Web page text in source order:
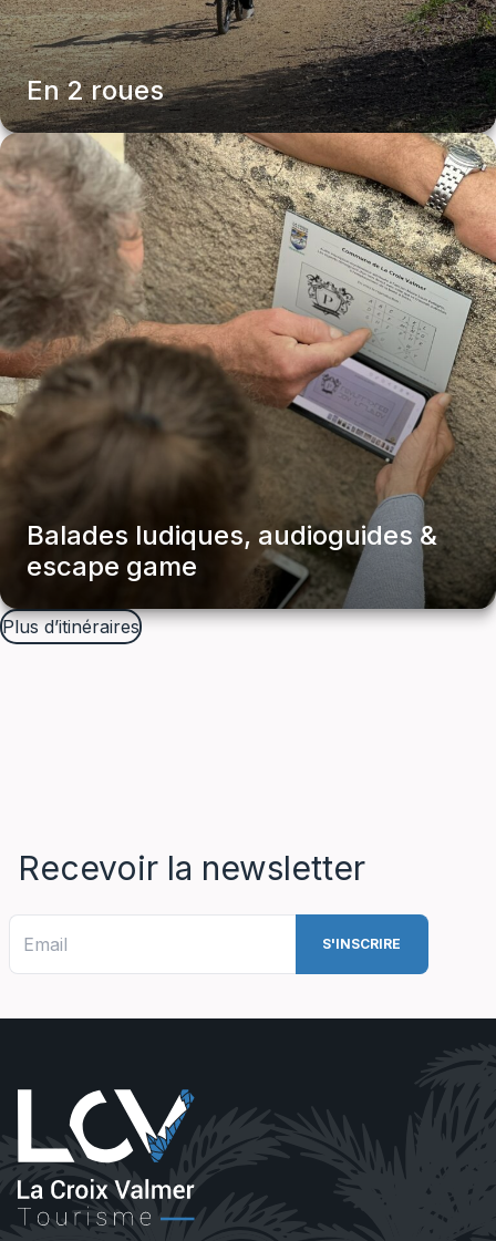
En 2 roues
Balades ludiques, audioguides &
escape game
Plus d’itinéraires
Recevoir la newsletter